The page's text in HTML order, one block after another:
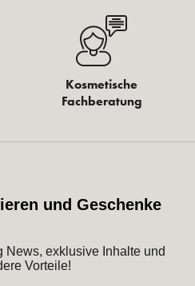
Kosmetische
Fachberatung
und Geschenke
News, exklusive Inhalte und
Vorteile!